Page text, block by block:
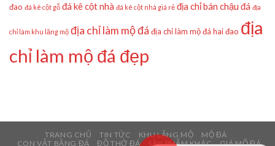
đao đá kê cột gỗ đá kê cột nhà đá kê cột nhà giá rẻ địa chỉ bán chậu đá địa
chỉ làm khu lăng mộ địa chỉ làm mộ đá địa chỉ làm mộ đá hai đao địa
chỉ làm mộ đá đẹp
TRANG CHỦ TIN TỨC KHU LĂNG MỘ
MỘ ĐÁ
CON VẬT BẰNG ĐÁ
ĐỒ THỜ ĐÁ SẢN PHẨM KHÁC GIÁ MỘ ĐÁ